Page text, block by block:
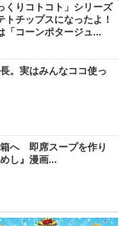
くりコトコト」シリーズ
トチップスになったよ！
コーンポタージュ...
。実はみんなココ使っ
へ 即席スープを作り
し』漫画...